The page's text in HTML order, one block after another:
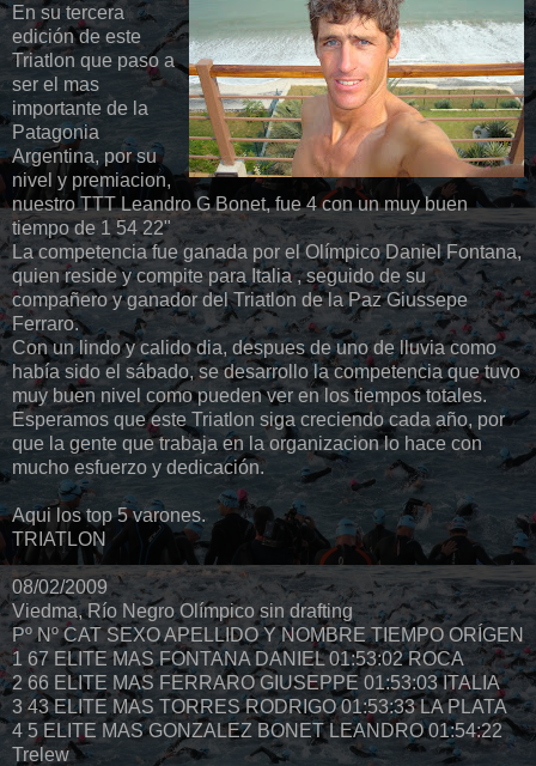
En su tercera
edición de este
Triatlon que paso a
ser el mas
importante de la
Patagonia
Argentina, por su
nivel y premiacion,
nuestro TTT Leandro G Bonet, fue 4 con un muy buen
tiempo de 1 54 22"
La competencia fue ganada por el Olímpico Daniel Fontana,
quien reside y compite para Italia , seguido de su
compañero y ganador del Triatlon de la Paz Giussepe
Ferraro.
Con un lindo y calido dia, despues de uno de lluvia como
había sido el sábado, se desarrollo la competencia que tuvo
muy buen nivel como pueden ver en los tiempos totales.
Esperamos que este Triatlon siga creciendo cada año, por
que la gente que trabaja en la organizacion lo hace con
mucho esfuerzo y dedicación.
Aqui los top 5 varones.
TRIATLON
08/02/2009
Viedma, Río Negro Olímpico sin drafting
Pº Nº CAT SEXO APELLIDO Y NOMBRE TIEMPO ORÍGEN
1 67 ELITE MAS FONTANA DANIEL 01:53:02 ROCA
2 66 ELITE MAS FERRARO GIUSEPPE 01:53:03 ITALIA
3 43 ELITE MAS TORRES RODRIGO 01:53:33 LA PLATA
4 5 ELITE MAS GONZALEZ BONET LEANDRO 01:54:22
Trelew